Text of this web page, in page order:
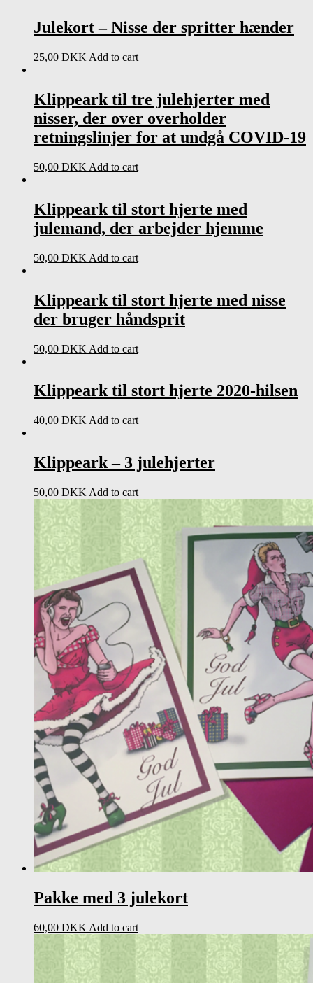
Julekort – Nisse der spritter hænder
25,00 DKK Add to cart
Klippeark til tre julehjerter med
nisser, der over overholder
retningslinjer for at undgå COVID-19
50,00 DKK Add to cart
Klippeark til stort hjerte med
julemand, der arbejder hjemme
50,00 DKK Add to cart
Klippeark til stort hjerte med nisse
der bruger håndsprit
50,00 DKK Add to cart
Klippeark til stort hjerte 2020-hilsen
40,00 DKK Add to cart
Klippeark – 3 julehjerter
50,00 DKK Add to cart
Pakke med 3 julekort
60,00 DKK Add to cart